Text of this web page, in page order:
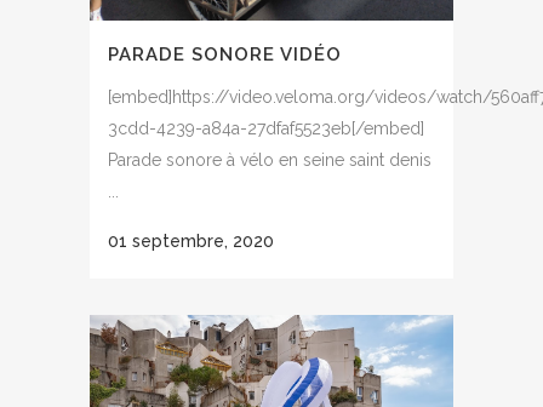
PARADE SONORE VIDÉO
[embed]https://video.veloma.org/videos/watch/
3cdd-4239-a84a-27dfaf5523eb[/embed]
Parade sonore à vélo en seine saint denis
01 septembre, 2020